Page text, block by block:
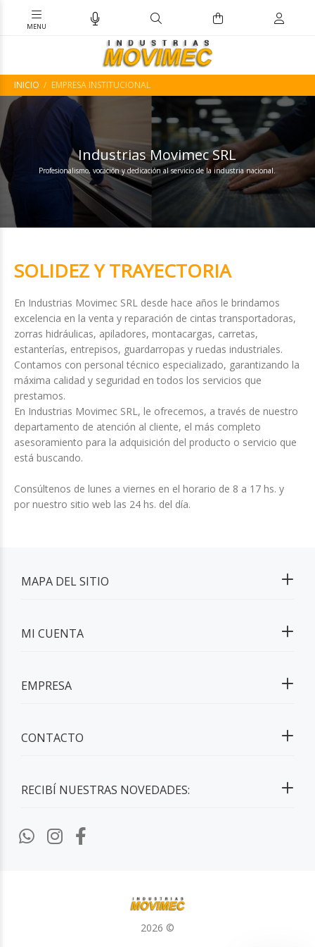
INICIO EMPRESA INSTITUCIONAL
Industrias Movimec SRL
Profesionalismo, vocación y dedicación al servicio de la industria nacional.
SOLIDEZ Y TRAYECTORIA
En Industrias Movimec SRL desde hace años le brindamos
excelencia en la venta y reparación de cintas transportadoras,
zorras hidráulicas, apiladores, montacargas, carretas,
estanterías, entrepisos, guardarropas y ruedas industriales.
Contamos con personal técnico especializado, garantizando la
máxima calidad y seguridad en todos los servicios que
prestamos.
En Industrias Movimec SRL, le ofrecemos, a través de nuestro
departamento de atención al cliente, el más completo
asesoramiento para la adquisición del producto o servicio que
está buscando.
Consúltenos de lunes a viernes en el horario de 8 a 17 hs. y
por nuestro sitio web las 24 hs. del día.
RECIBÍ NUESTRAS NOVEDADES:
MAPA DEL SITIO
MI CUENTA
EMPRESA
CONTACTO
2026 ©